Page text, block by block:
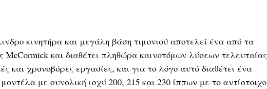
κινητήρα και μεγάλη βάση τιμονιού αποτελεί ένα από τα
και διαθέτει πληθώρα καινοτόμων λύσεων τελευταίας
και χρονοβόρες εργασίες, και για το λόγο αυτό διαθέτει ένα
με συνολική ισχύ 200, 215 και 230 ίππων με το αντίστοιχο